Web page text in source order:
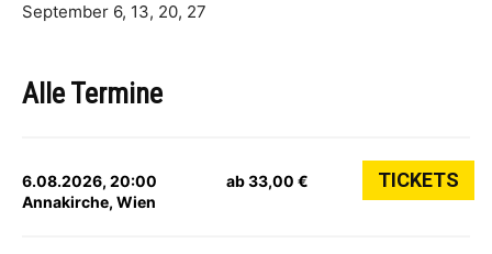
September 6, 13, 20, 27
Alle Termine
6.08.2026, 20:00
Annakirche, Wien
ab 33,00 € TICKETS